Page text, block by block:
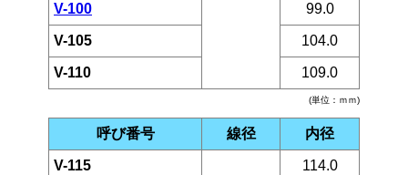
(単位：ｍｍ)
V-100 99.0
V-105 104.0
V-110 109.0
呼び番号 線径 内径
V-115 114.0